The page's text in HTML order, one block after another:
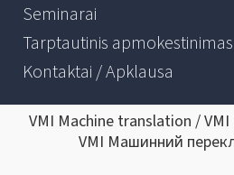
Seminarai
Tarptautinis apmokestinimas
Kontaktai / Apklausa
VMI Machine translation /
VMI Машинний